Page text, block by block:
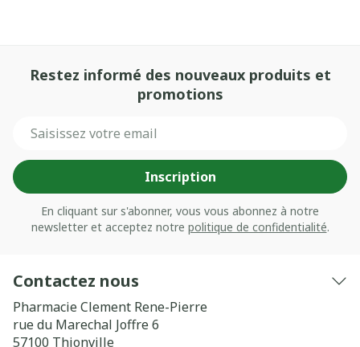
Restez informé des nouveaux produits et
promotions
Inscription
En cliquant sur s'abonner, vous vous abonnez à notre
newsletter et acceptez notre politique de confidentialité.
Contactez nous
Pharmacie Clement Rene-Pierre
rue du Marechal Joffre 6
57100 Thionville